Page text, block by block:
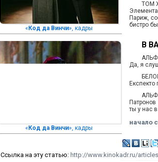
« Код да Винчи», кадры
ТОМ
Париж,
бистро
« Код да Винчи», кадры
В
Да, я
Експекто
ты у нас
начало
Ссылка на эту статью: http://www.kinokadr.ru/